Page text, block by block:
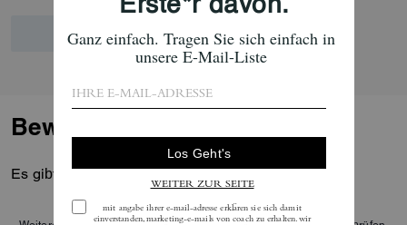
Bewertungen
Es gibt noch keine Reviews.